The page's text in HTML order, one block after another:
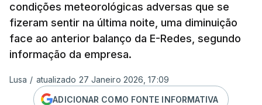
condições meteorológicas adversas que se
fizeram sentir na última noite, uma diminuição
face ao anterior balanço da E-Redes, segundo
informação da empresa.
Lusa / atualizado 27 Janeiro 2026, 17:09
ADICIONAR COMO FONTE INFORMATIVA